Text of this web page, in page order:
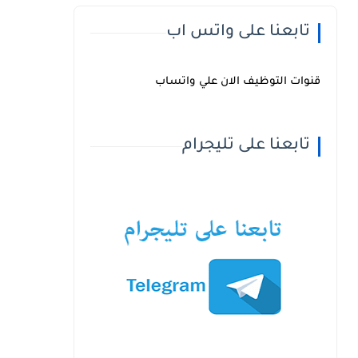
تابعنا على واتس اب
قنوات التوظيف الان علي واتساب
تابعنا على تليجرام